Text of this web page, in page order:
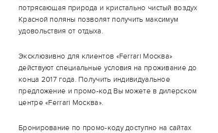
потрясающая природа и кристально чистый воздух
Красной поляны позволят получить максимум
удовольствия от отдыха.
Эксклюзивно для клиентов «Ferrari Москва»
действуют специальные условия на проживание до
конца 2017 года. Получить индивидуальное
предложение и промо-код Вы можете в дилерском
центре «Ferrari Москва».
Бронирование по промо-коду доступно на сайтах